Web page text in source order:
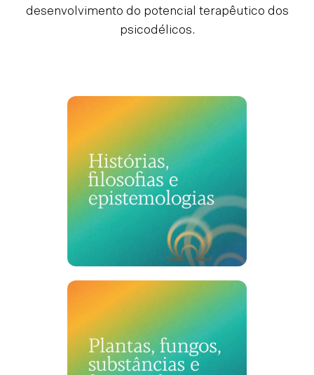
desenvolvimento do potencial terapêutico dos
psicodélicos.